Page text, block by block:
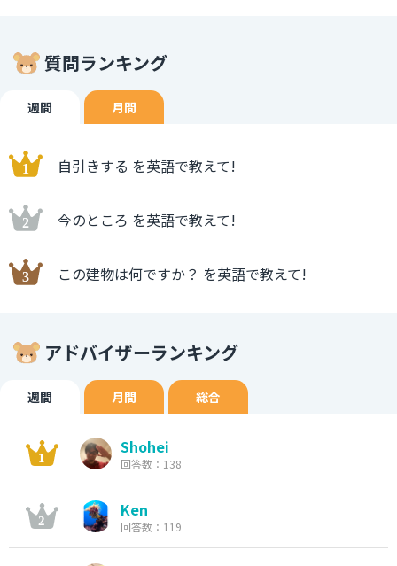
質問ランキング
週間 月間
自引きする を英語で教えて!
今のところ を英語で教えて!
この建物は何ですか？ を英語で教えて!
アドバイザーランキング
週間 月間 総合
Shohei
回答数：138
Ken
回答数：119